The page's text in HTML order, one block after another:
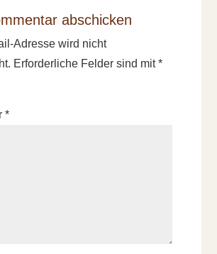
abschicken
Adresse wird nicht
Erforderliche Felder sind mit*
*